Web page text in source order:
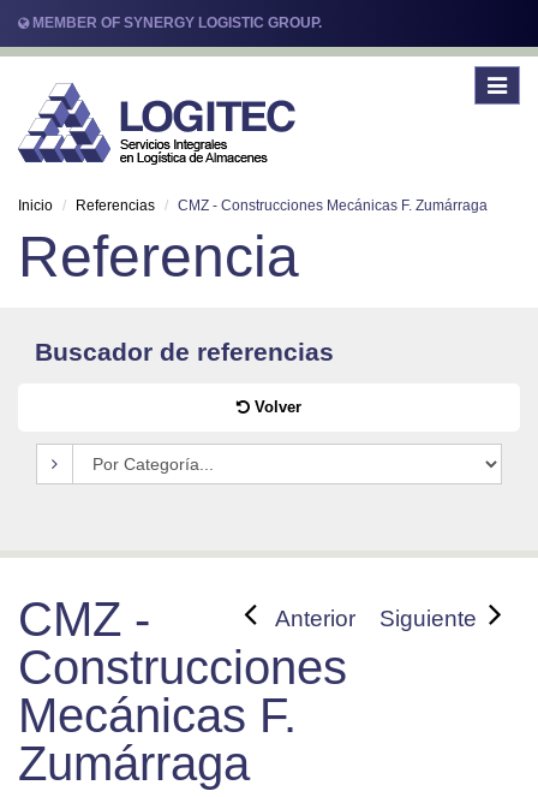
MEMBER OF SYNERGY LOGISTIC GROUP.
Toggle
Inicio Referencias CMZ - Construcciones Mecánicas F. Zumárraga
Referencia
Buscador de referencias
Volver
Anterior Siguiente
CMZ -
Construcciones
Mecánicas F.
Zumárraga